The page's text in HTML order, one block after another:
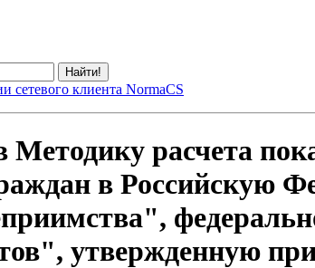
сетевого клиента NormaCS
расчета
в Российскую
утвержденную